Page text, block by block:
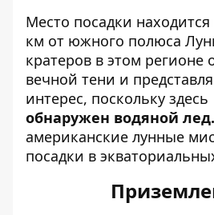
Место посадки
км от южного полюса
кратеров в этом регионе
вечной тени и
интерес, поскольку здесь
обнаружен водяной лед.
американские лунные
посадки в